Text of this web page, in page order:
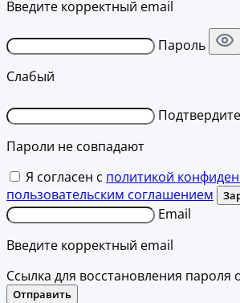
Введите корректный email
Пароль
Слабый
Пароли не совпадают
Я согласен с политикой
пользовательским соглашением
Email
Введите корректный email
Ссылка для восстановления пароля
Отправить